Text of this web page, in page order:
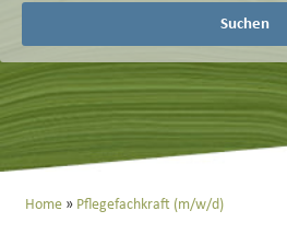
Suchen
Home Pflegefachkraft (m/w/d)